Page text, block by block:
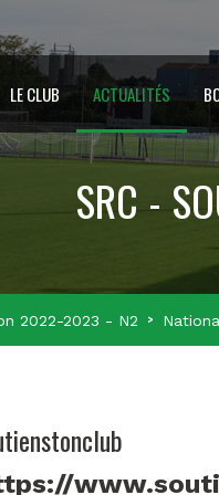
LE CLUB ACTUALITÉS
SRC -
2022-2023 - N2